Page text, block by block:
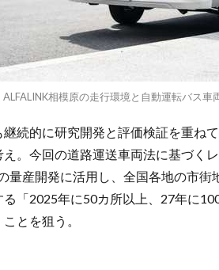
相模原の走行環境と自動運転バス車
続的に研究開発と評価検証を重ね
。今回の道路運送車両法に基づく
量産開発に活用し、全国各地の市
「2025年に50カ所以上、27年に
とを狙う。